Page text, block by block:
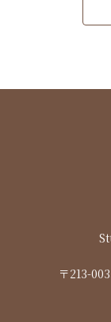
〒213-